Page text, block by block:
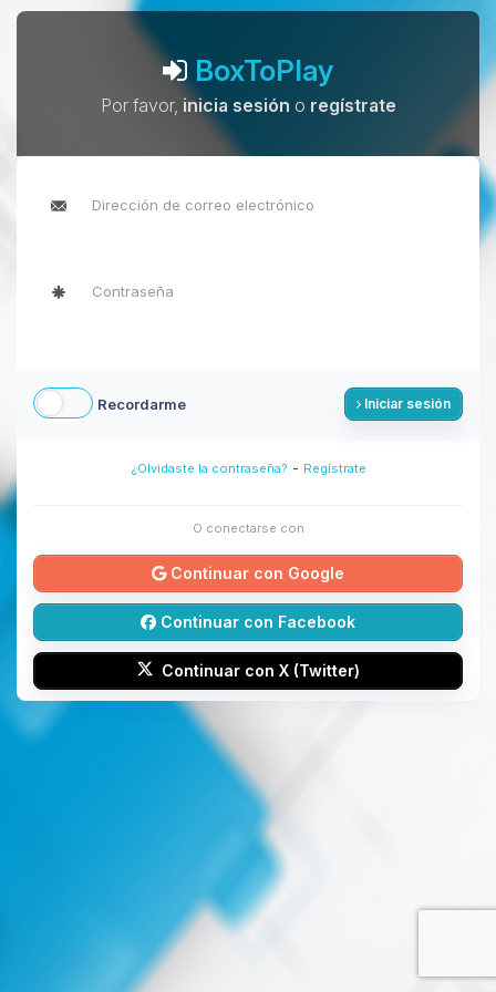
BoxToPlay
Por favor, inicia sesión o regístrate
Recordarme Iniciar sesión
¿Olvidaste la contraseña? - Regístrate
O conectarse con
Continuar con Google
Continuar con Facebook
Continuar con X (Twitter)